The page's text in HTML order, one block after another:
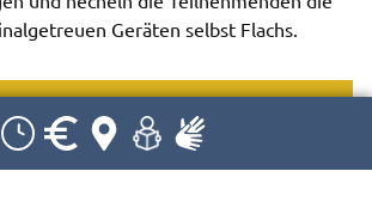
Geräten selbst Flachs.
Buchung:
Gruppe zzgl. Eintritt